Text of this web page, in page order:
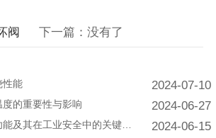
阀 下一篇：没有了
性能 2024-07-10
的重要性与影响 2024-06-27
简述紧急泄压人孔的功能及其在工业安全中的关键作用 2024-06-15